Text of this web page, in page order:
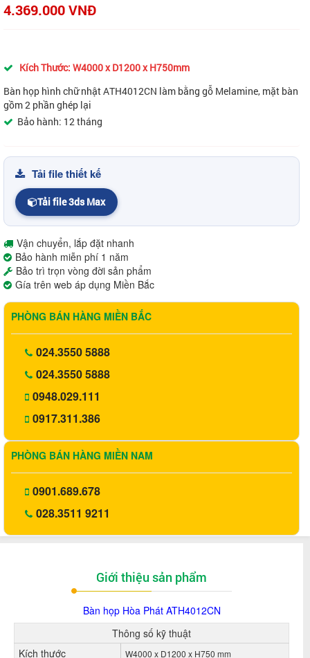
4.369.000 VNĐ
Kích Thước: W4000 x D1200 x H750mm
Bàn họp hình chữ nhật ATH4012CN làm bằng gỗ Melamine, mặt bàn
gồm 2 phần ghép lại
Bảo hành: 12 tháng
Tải file thiết kế
Tải file 3ds Max
Vận chuyển, lắp đặt nhanh
Bảo hành miễn phí 1 năm
Bảo trì trọn vòng đời sản phẩm
Gía trên web áp dụng Miền Bắc
PHÒNG BÁN HÀNG MIỀN BẮC
024.3550 5888
024.3550 5888
0948.029.111
0917.311.386
PHÒNG BÁN HÀNG MIỀN NAM
0901.689.678
028.3511 9211
Giới thiệu sản phẩm
Bàn họp Hòa PhátATH4012CN
Thông số kỹ thuật
Kích thước
W4000 x D1200 x H750 mm